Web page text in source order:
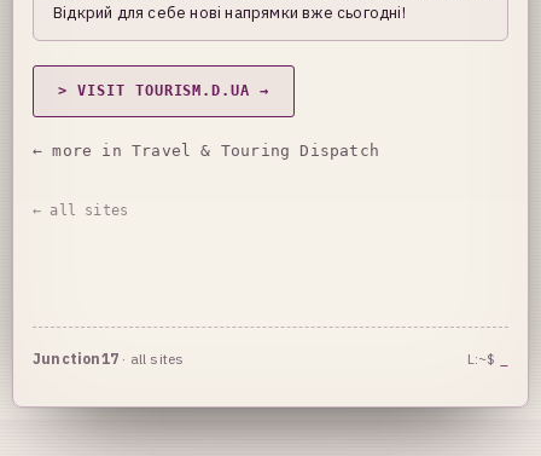
Відкрий для себе нові напрямки вже сьогодні!
> VISIT TOURISM.D.UA →
← more in Travel & Touring Dispatch
← all sites
Junction17 · all sites L:~$